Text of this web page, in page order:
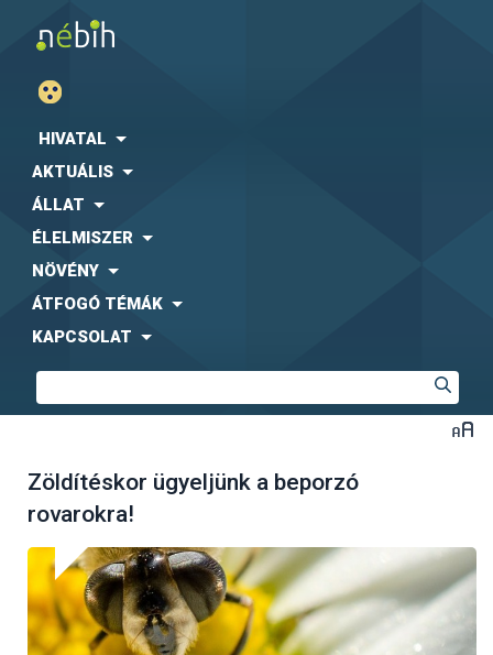
HIVATAL
AKTUÁLIS
ÁLLAT
ÉLELMISZER
NÖVÉNY
ÁTFOGÓ TÉMÁK
KAPCSOLAT
Zöldítéskor ügyeljünk a beporzó
rovarokra!